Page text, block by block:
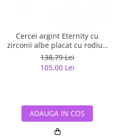
Cercei argint Eternity cu
zirconii albe placat cu rodiu -
ETU0153
138,79 Lei
105,00 Lei
ADAUGA IN COS